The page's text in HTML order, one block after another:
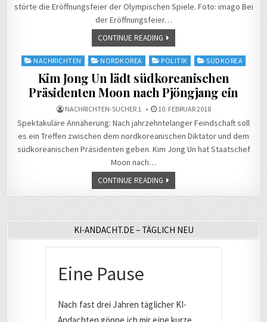
störte die Eröffnungsfeier der Olympischen Spiele. Foto: imago Bei
der Eröffnungsfeier…
CONTINUE READING
Posted
NACHRICHTEN NORDKOREA POLITIK SÜDKOREA
Kim Jong Un lädt südkoreanischen
Präsidenten Moon nach Pjöngjang ein
NACHRICHTEN-SUCHER 1 10. FEBRUAR 2018
Spektakuläre Annäherung: Nach jahrzehntelanger Feindschaft soll
es ein Treffen zwischen dem nordkoreanischen Diktator und dem
südkoreanischen Präsidenten geben. Kim Jong Un hat Staatschef
Moon nach…
CONTINUE READING
KI-ANDACHT.DE – TÄGLICH NEU